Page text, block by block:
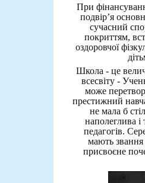
При
подвір’я
сучасний
покриттям,
оздоровчої
Школа - це
всесвіту -
може
престижний
не мала б
наполеглива і
педагогів.
мають
присвоєне